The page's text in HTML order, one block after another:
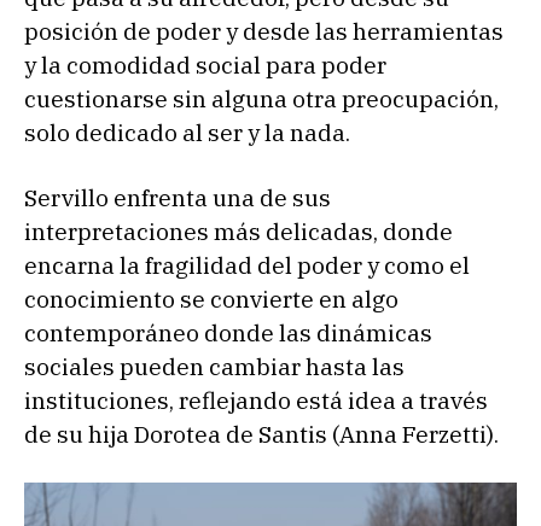
posición de poder y desde las herramientas
y la comodidad social para poder
cuestionarse sin alguna otra preocupación,
solo dedicado al ser y la nada.
Servillo enfrenta una de sus
interpretaciones más delicadas, donde
encarna la fragilidad del poder y como el
conocimiento se convierte en algo
contemporáneo donde las dinámicas
sociales pueden cambiar hasta las
instituciones, reflejando está idea a través
de su hija Dorotea de Santis (Anna Ferzetti).